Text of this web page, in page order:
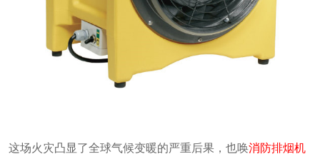
这场火灾凸显了全球气候变暖的严重后果，也唤消防排烟机